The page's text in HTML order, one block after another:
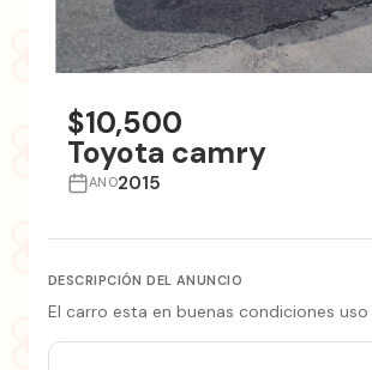
$10,500
Toyota camry
ANO2015
DESCRIPCIÓN DEL ANUNCIO
El carro esta en buenas condiciones